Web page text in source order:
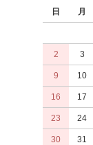
日 月
2 3
9 10
16 17
23 24
30 31